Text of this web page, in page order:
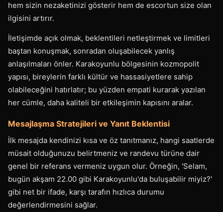
hem sizin nezaketinizi gösterir hem de escortun size olan
ilgisini artırır.
İletişimde açık olmak, beklentileri netleştirmek ve limitleri
baştan konuşmak, sonradan oluşabilecek yanlış
anlaşılmaları önler. Karakoyunlu bölgesinin kozmopolit
yapısı, bireylerin farklı kültür ve hassasiyetlere sahip
olabileceğini hatırlatır; bu yüzden empati kurarak yazılan
her cümle, daha kaliteli bir etkileşimin kapısını aralar.
Mesajlaşma Stratejileri ve Yanıt Beklentisi
İlk mesajda kendinizi kısa ve öz tanıtmanız, hangi saatlerde
müsait olduğunuzu belirtmeniz ve randevu türüne dair
genel bir referans vermeniz uygun olur. Örneğin, 'Selam,
bugün akşam 22.00 gibi Karakoyunlu'da buluşabilir miyiz?'
gibi net bir ifade, karşı tarafın hızlıca durumu
değerlendirmesini sağlar.